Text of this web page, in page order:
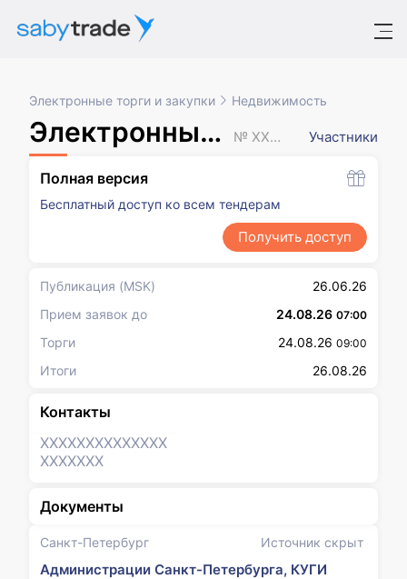
Электронные торги и закупки Недвижимость
Электронный аукцион № XXXXXXX Участники
Санкт-Петербург Источник скрыт
Администрации Санкт-Петербурга, КУГИ
Полная версия
Бесплатный доступ ко всем тендерам
Получить доступ
Публикация (MSK)
26.06.26
Прием заявок до
24.08.26 07:00
Торги 24.08.26 09:00
Итоги 26.08.26
Контакты
XXXXXXXXXXXXXX
XXXXXXX
Документы